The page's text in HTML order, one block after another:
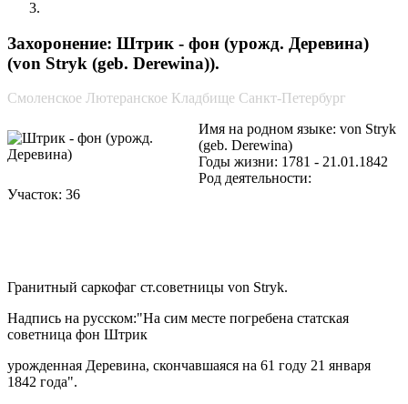
Захоронение: Штрик - фон (урожд. Деревина)
(von Stryk (geb. Derewina)).
Смоленское Лютеранское Кладбище Санкт-Петербург
Имя на родном языке: von Stryk
(geb. Derewina)
Годы жизни: 1781 - 21.01.1842
Род деятельности:
Участок: 36
Гранитный саркофаг ст.советницы von Stryk.
Надпись на русском:"На сим месте погребена статская
советница фон Штрик
урожденная Деревина, скончавшаяся на 61 году 21 января
1842 года".